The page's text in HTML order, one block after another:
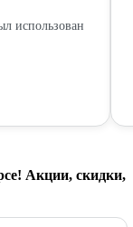
использован
Акции, скидки,